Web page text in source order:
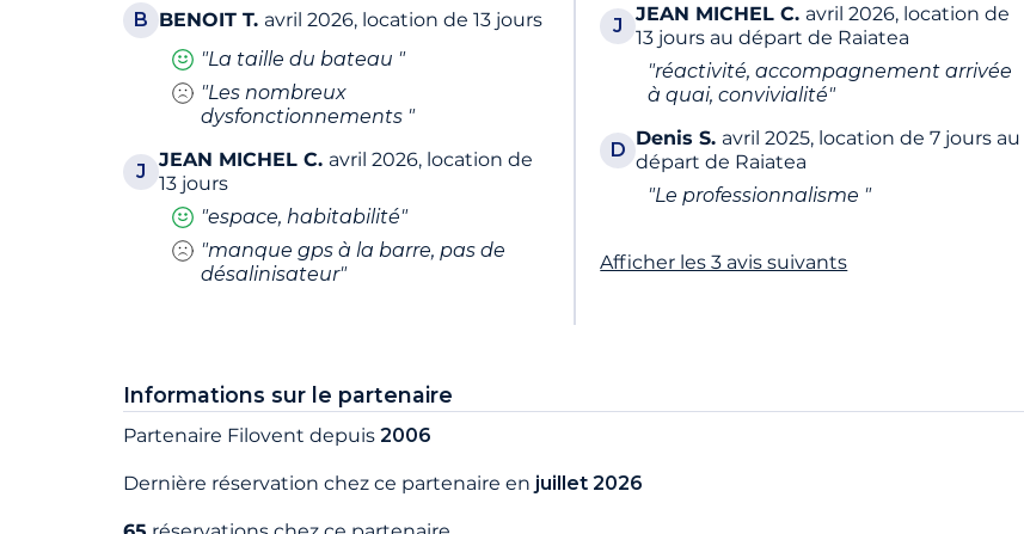
B BENOIT T. avril 2026, location de 13 jours
"La taille du bateau "
"Les nombreux
dysfonctionnements "
J
JEAN MICHEL C. avril 2026, location de
13 jours
"espace, habitabilité"
"manque gps à la barre, pas de
désalinisateur"
J
JEAN MICHELC. avril 2026, location de
13 jours au départ de Raiatea
"réactivité, accompagnement arrivée
à quai, convivialité"
D
DenisS. avril 2025, location de 7 jours au
départ de Raiatea
"Le professionnalisme "
Afficher les 3 avis suivants
Informations sur le partenaire
Partenaire Filovent depuis 2006
Dernière réservation chez ce partenaire en juillet 2026